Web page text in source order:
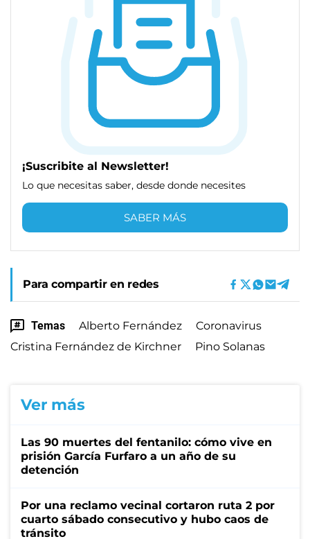
¡Suscribite al Newsletter!
Lo que necesitas saber, desde donde necesites
SABER MÁS
Para compartir en redes
Temas Alberto Fernández
Coronavirus
Cristina Fernández de Kirchner
Pino Solanas
Ver más
Las 90 muertes del fentanilo: cómo vive en
prisión García Furfaro a un año de su
detención
Por una reclamo vecinal cortaron ruta 2 por
cuarto sábado consecutivo y hubo caos de
tránsito